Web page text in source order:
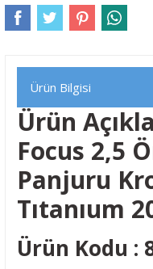
Ürün Bilgisi
Ürün
Focus 2,5
Panjuru
Tıtanıum
Ürün Kodu :